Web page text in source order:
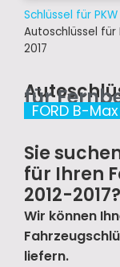
Schlüssel für PKW
Autoschlüssel für
2017
für
FORD B-
Sie
für Ihren
2012-2017?
Wir können
liefern.